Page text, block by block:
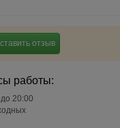
отзыв
работы:
20:00